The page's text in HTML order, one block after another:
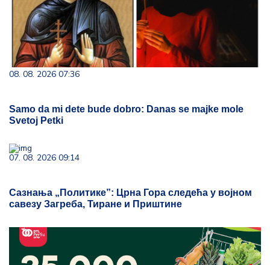
08. 08. 2026 07:36
Samo da mi dete bude dobro: Danas se majke mole
Svetoj Petki
07. 08. 2026 09:14
Сазнања „Политике”: Црна Гора следећа у војном
савезу Загреба, Тиране и Приштине